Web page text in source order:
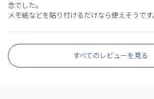
念でした。
メモ紙などを貼り付けるだけなら使えそうです
すべてのレビューを見る